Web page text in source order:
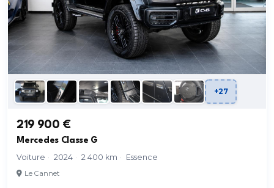
+27
219 900 €
Mercedes Classe G
Voiture · 2024 · 2 400 km · Essence
Le Cannet